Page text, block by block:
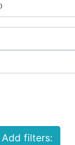
Add filters: